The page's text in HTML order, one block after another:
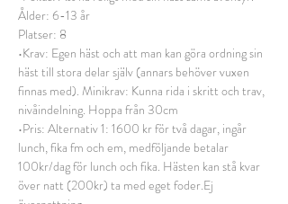
Ålder: 6-13 år
Platser: 8
•Krav: Egen häst och att man kan göra ordning sin
häst till stora delar själv (annars behöver vuxen
finnas med). Minikrav: Kunna rida i skritt och trav,
nivåindelning. Hoppa från 30cm
•Pris: Alternativ 1: 1600 kr för två dagar, ingår
lunch, fika fm och em, medföljande betalar
100kr/dag för lunch och fika. Hästen kan stå kvar
över natt (200kr) ta med eget foder.Ej